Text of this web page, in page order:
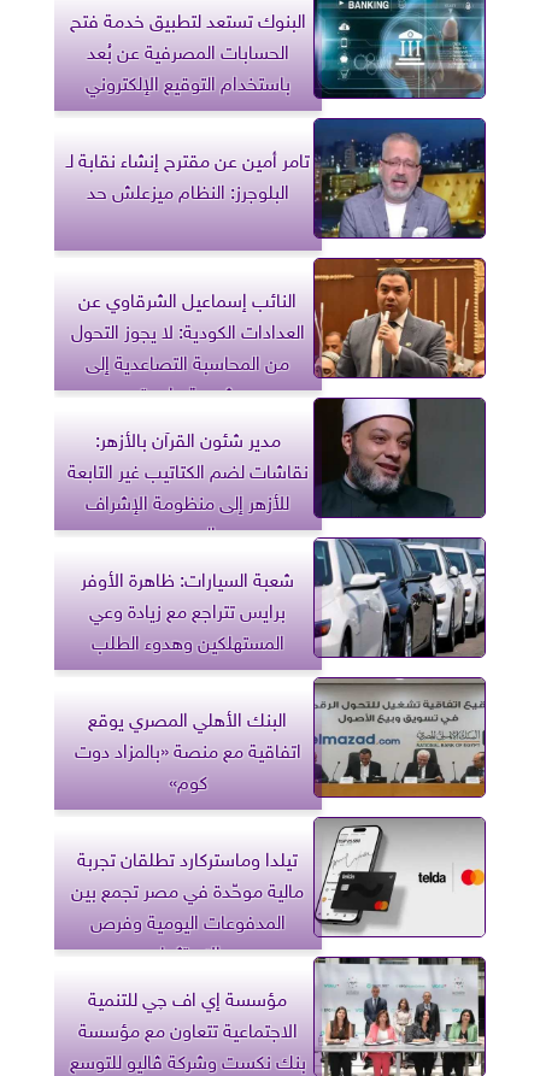
البنوك تستعد لتطبيق خدمة فتح
الحسابات المصرفية عن بُعد
باستخدام التوقيع الإلكتروني
تامر أمين عن مقترح إنشاء نقابة لـ
البلوجرز: النظام ميزعلش حد
النائب إسماعيل الشرقاوي عن
العدادات الكودية: لا يجوز التحول
من المحاسبة التصاعدية إلى
شريحة واحدة
مدير شئون القرآن بالأزهر:
نقاشات لضم الكتاتيب غير التابعة
للأزهر إلى منظومة الإشراف
الرسمي
شعبة السيارات: ظاهرة الأوفر
برايس تتراجع مع زيادة وعي
المستهلكين وهدوء الطلب
البنك الأهلي المصري يوقع
اتفاقية مع منصة «بالمزاد دوت
كوم»
تيلدا وماستركارد تطلقان تجربة
مالية موحّدة في مصر تجمع بين
المدفوعات اليومية وفرص
الاستثمار
مؤسسة إي اف چي للتنمية
الاجتماعية تتعاون مع مؤسسة
بنك نكست وشركة ڤاليو للتوسع